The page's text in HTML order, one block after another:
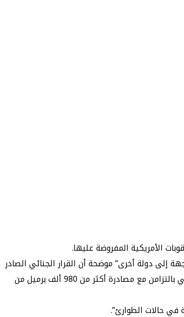
الأمريكية المفروضة عليها.
إلى دولة أخرى” موضحة أن القرار الجنائي الصادر
بهذا الخصوص هو الأول من نوعه “على الإطلاق يتعلق بشركة انتهكت العقوبات من خلال تسهيل البيع والنقل غير المشروع للنفط الإيراني ويأتي بالتزامن مع مصادرة أكثر من 980 ألف برميل من